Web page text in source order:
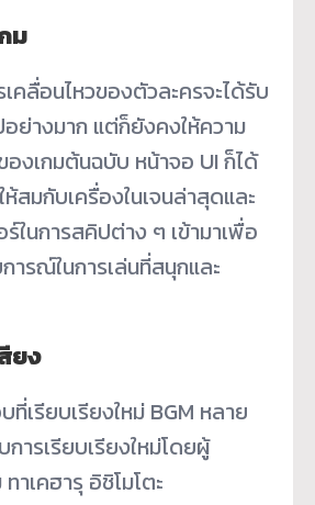
ม
คลื่อนไหวของตัวละครจะได้รับ
ย่างมาก แต่ก็ยังคงให้ความ
งเกมต้นฉบับ หน้าจอ UI ก็ได้
สมกับเครื่องในเจนล่าสุดและ
ในการสคิปต่าง ๆ เข้ามาเพื่อ
ารณ์ในการเล่นที่สนุกและ
ยง
ที่เรียบเรียงใหม่ BGM หลาย
การเรียบเรียงใหม่โดยผู้
าเคฮารุ อิชิโมโตะ